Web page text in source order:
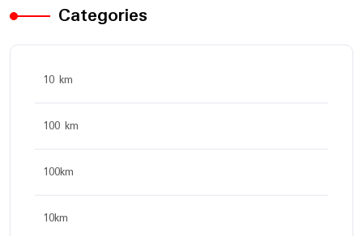
Categories
10 km
100 km
100km
10km